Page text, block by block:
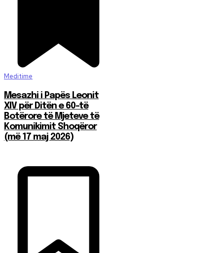
Meditime
Mesazhi i Papës Leonit
XIV për Ditën e 60-të
Botërore të Mjeteve të
Komunikimit Shoqëror
(më 17 maj 2026)